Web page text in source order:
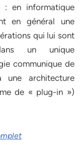
: en informatique
en général une
qui lui sont
un unique
communique de
une architecture
de « plug-in »)